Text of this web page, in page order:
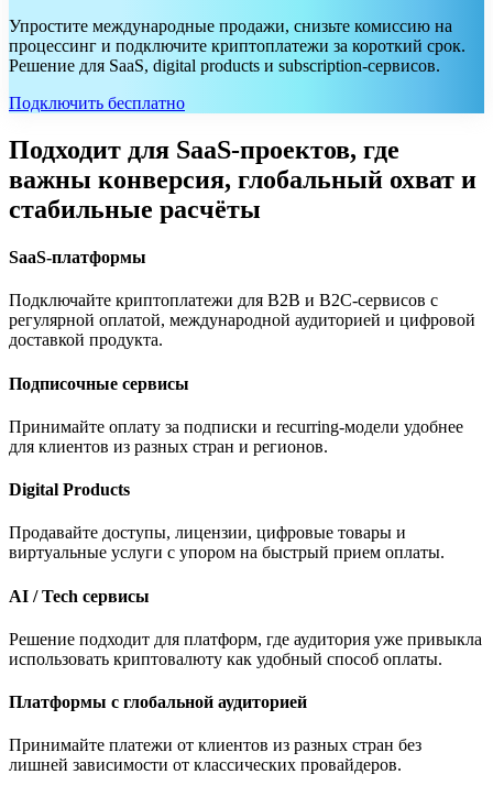
Упростите международные продажи, снизьте комиссию на
процессинг и подключите криптоплатежи за короткий срок.
Решение для SaaS, digital products и subscription-сервисов.
Подключить бесплатно
Подходит для SaaS-проектов, где
важны конверсия, глобальный охват и
стабильные расчёты
SaaS-платформы
Подключайте криптоплатежи для B2B и B2C-сервисов с
регулярной оплатой, международной аудиторией и цифровой
доставкой продукта.
Подписочные сервисы
Принимайте оплату за подписки и recurring-модели удобнее
для клиентов из разных стран и регионов.
Digital Products
Продавайте доступы, лицензии, цифровые товары и
виртуальные услуги с упором на быстрый прием оплаты.
AI / Tech сервисы
Решение подходит для платформ, где аудитория уже привыкла
использовать криптовалюту как удобный способ оплаты.
Платформы с глобальной аудиторией
Принимайте платежи от клиентов из разных стран без
лишней зависимости от классических провайдеров.